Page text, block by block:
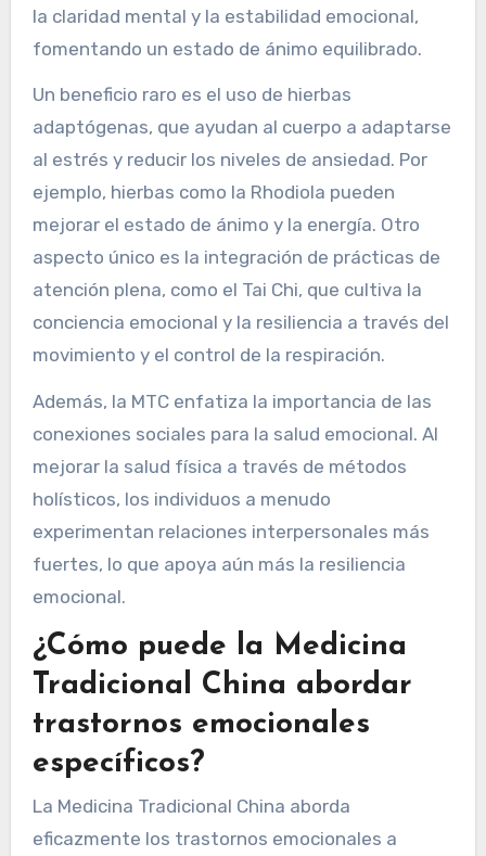
la claridad mental y la estabilidad emocional,
fomentando un estado de ánimo equilibrado.
Un beneficio raro es el uso de hierbas
adaptógenas, que ayudan al cuerpo a adaptarse
al estrés y reducir los niveles de ansiedad. Por
ejemplo, hierbas como la Rhodiola pueden
mejorar el estado de ánimo y la energía. Otro
aspecto único es la integración de prácticas de
atención plena, como el Tai Chi, que cultiva la
conciencia emocional y la resiliencia a través del
movimiento y el control de la respiración.
Además, la MTC enfatiza la importancia de las
conexiones sociales para la salud emocional. Al
mejorar la salud física a través de métodos
holísticos, los individuos a menudo
experimentan relaciones interpersonales más
fuertes, lo que apoya aún más la resiliencia
emocional.
¿Cómo puede la Medicina
Tradicional China abordar
trastornos emocionales
específicos?
La Medicina Tradicional China aborda
eficazmente los trastornos emocionales a